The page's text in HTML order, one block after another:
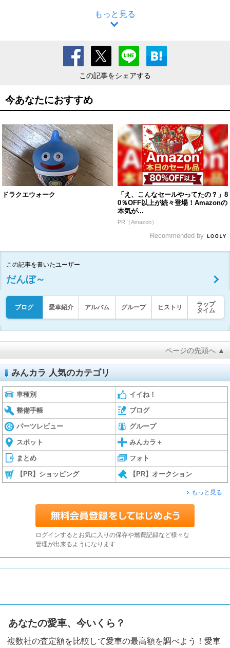
もっと見る
この記事をシェアする
今あなたにおすすめ
ドラクエウォーク
「え、こんなセールやってたの？」8
0％OFF以上が続々登場！Amazonの
本気が...
PR（Amazon）
Recommended by
この記事を書いたユーザー
だんぼ～
ブログ 愛車紹介 アルバム グループ ヒストリ
ラップ
タイム
ページの先頭へ ▲
みんカラ 人気のカテゴリ
車種別 イイね！
整備手帳 ブログ
パーツレビュー グループ
スポット みんカラ＋
まとめ フォト
【PR】ショッピング 【PR】オークション
もっと見る
ログインするとお気に入りの保存や燃費記録など様々な
管理が出来るようになります
あなたの愛車、今いくら？
複数社の査定額を比較して愛車の最高額を調べよう！愛車